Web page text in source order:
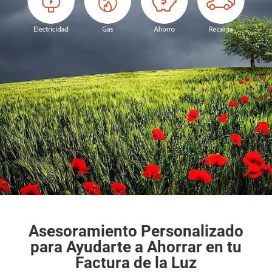
Asesoramiento Personalizado
para Ayudarte a Ahorrar en tu
Factura de la Luz